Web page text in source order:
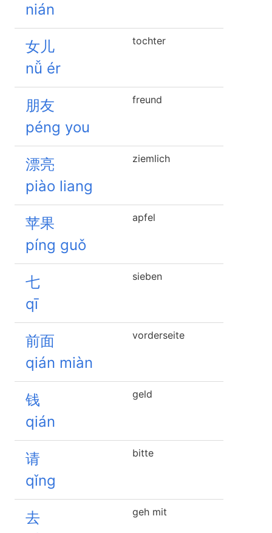
nián
女儿
nǚ ér
tochter
朋友
péng you
freund
漂亮
piào liang
ziemlich
苹果
píng guǒ
apfel
七
qī
sieben
前面
qián miàn
vorderseite
钱
qián
geld
请
qǐng
bitte
去
geh mit